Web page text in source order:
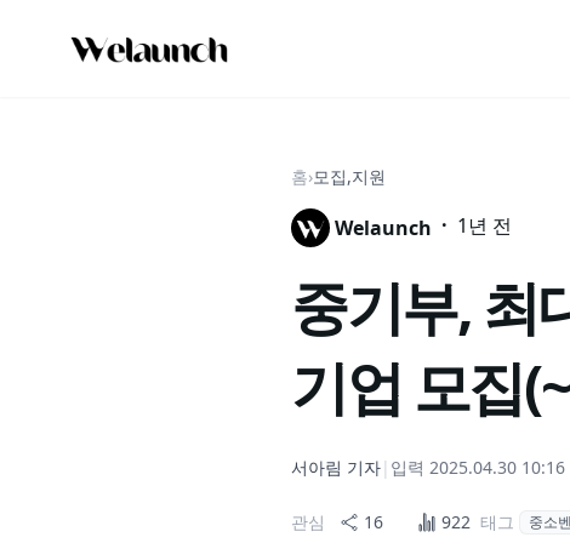
홈›모집,지원
Welaunch · 1년 전
중기부, 최
기업 모집
서아림 기자| 입력 2025.04.30 10:16
관심 16 922 태그 중소